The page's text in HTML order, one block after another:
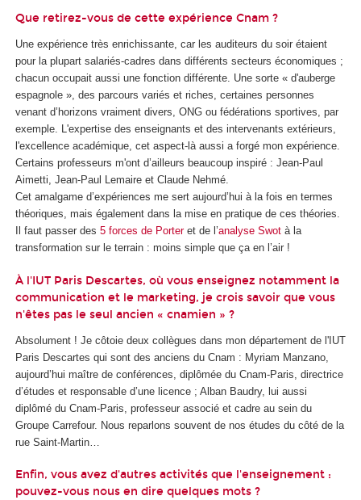
Que retirez-vous de cette expérience Cnam ?
Une expérience très enrichissante, car les auditeurs du soir étaient
pour la plupart salariés-cadres dans différents secteurs économiques ;
chacun occupait aussi une fonction différente. Une sorte « d'auberge
espagnole », des parcours variés et riches, certaines personnes
venant d’horizons vraiment divers, ONG ou fédérations sportives, par
exemple. L'expertise des enseignants et des intervenants extérieurs,
l'excellence académique, cet aspect-là aussi a forgé mon expérience.
Certains professeurs m'ont d’ailleurs beaucoup inspiré : Jean-Paul
Aimetti, Jean-Paul Lemaire et Claude Nehmé.
Cet amalgame d’expériences me sert aujourd’hui à la fois en termes
théoriques, mais également dans la mise en pratique de ces théories.
Il faut passer des 5 forces de Porteret de l’analyse Swot à la
transformation sur le terrain : moins simple que ça en l’air !
À l'IUT Paris Descartes, où vous enseignez notamment la
communication et le marketing, je crois savoir que vous
n'êtes pas le seul ancien « cnamien » ?
Absolument ! Je côtoie deux collègues dans mon département de l'IUT
Paris Descartes qui sont des anciens du Cnam : Myriam Manzano,
aujourd’hui maître de conférences, diplômée du Cnam-Paris, directrice
d’études et responsable d’une licence ; Alban Baudry, lui aussi
diplômé du Cnam-Paris, professeur associé et cadre au sein du
Groupe Carrefour. Nous reparlons souvent de nos études du côté de la
rue Saint-Martin…
Enfin, vous avez d'autres activités que l'enseignement :
pouvez-vous nous en dire quelques mots ?